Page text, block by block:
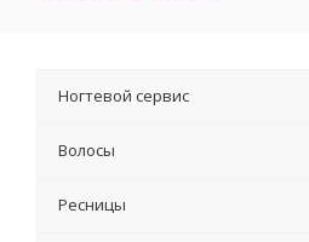
Ногтевой сервис
Волосы
Ресницы